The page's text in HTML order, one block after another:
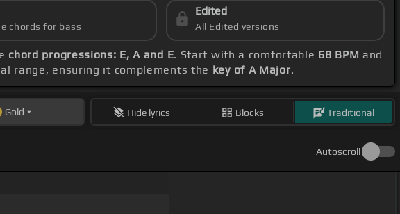
chords for bass
Edited
All Edited versions
chord progressions: E, A and E. Start with a comfortable 68 BPM and
range, ensuring it complements the key of A Major.
Gold Hide lyrics Blocks Traditional
Autoscroll